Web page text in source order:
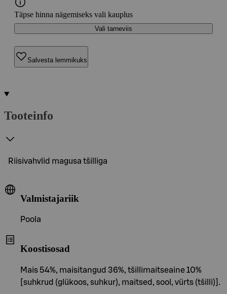
Täpse hinna nägemiseks vali kauplus
Vali tarneviis
Salvesta lemmikuks
Tooteinfo
Riisivahvlid magusa tšilliga
Valmistajariik
Poola
Koostisosad
Mais 54%, maisitangud 36%, tšillimaitseaine 10%
[suhkrud (glükoos, suhkur), maitsed, sool, vürts (tšilli)].